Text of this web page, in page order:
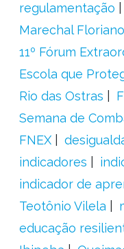
regulamentação
Marechal Floriano
11º Fórum
Escola que
Rio das Ostras
Semana de
FNEX
indicadores
indicador de
Teotônio Vilela
educação